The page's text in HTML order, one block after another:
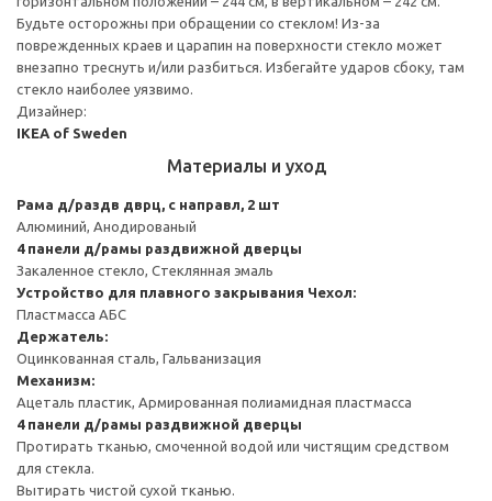
Будьте осторожны при обращении со стеклом! Из-за
поврежденных краев и царапин на поверхности стекло может
внезапно треснуть и/или разбиться. Избегайте ударов сбоку, там
стекло наиболее уязвимо.
Дизайнер:
IKEA of Sweden
Материалы и уход
Рама д/раздв дврц, с направл, 2 шт
Алюминий, Анодированый
4 панели д/рамы раздвижной дверцы
Закаленное стекло, Стеклянная эмаль
Устройство для плавного закрывания Чехол:
Пластмасса АБС
Держатель:
Оцинкованная сталь, Гальванизация
Механизм:
Ацеталь пластик, Армированная полиамидная пластмасса
4 панели д/рамы раздвижной дверцы
Протирать тканью, смоченной водой или чистящим средством
для стекла.
Вытирать чистой сухой тканью.